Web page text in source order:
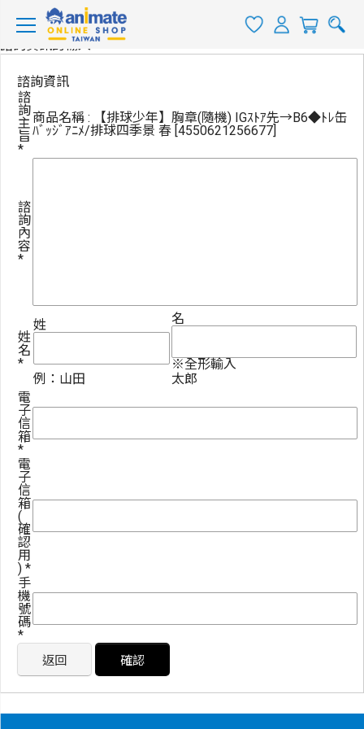
諮詢資訊的輸入
諮詢資訊
諮
詢
主
旨
*
商品名稱 : 【排球少年】胸章(隨機) IGｽﾄｱ先→B6◆ﾄﾚ缶
ﾊﾞｯｼﾞｱﾆﾒ/排球四季景 春 [4550621256677]
諮
詢
內
容
*
姓
名
*
姓 名
※全形輸入
例：山田
太郎
電
子
信
箱
*
電
子
信
箱
(
確
認
用
) *
手
機
號
碼
*
返回 確認